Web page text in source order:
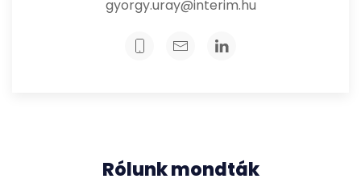
gyorgy.uray@interim.hu
Rólunk mondták